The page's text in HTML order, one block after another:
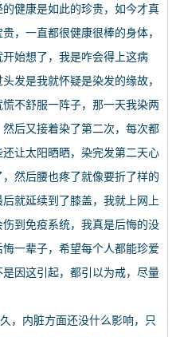
健康是如此的珍贵，如今才真
，一直都很健康很棒的身体，
始想了，我是咋会得上这病
发是我就怀疑是染发的缘故，
不舒服一阵子，那一天我染两
后又接着染了第二次，每次都
让太阳晒晒，染完发第二天心
然后腰也疼了就像要折了样的
就延续到了膝盖，我就上网上
到免疫系统，我真是后悔的没
一辈子，希望每个人都能珍爱
因这引起，都引以为戒，尽量
内脏方面还没什么影响，只